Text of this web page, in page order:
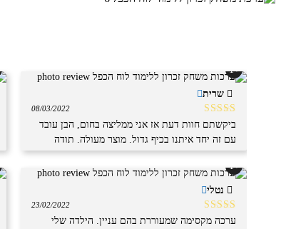
+1
דורג5מתוך
08/03/2022
ביקשתם חוות דעת אז אני ממליצה בחום, הבן עובד
עם זה יחד איתנו בכיף גדול. מוצר מעולה. תודה
+1
דורג 5מתוך
23/02/2022
ערכה מקסימה שמעוררת בהם עניין. הילדה שלי